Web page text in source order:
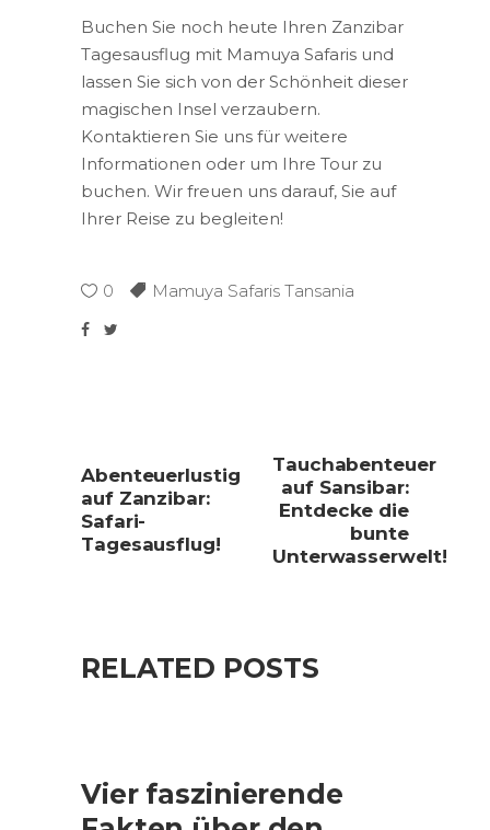
Buchen Sie noch heute Ihren Zanzibar
Tagesausflug mit Mamuya Safaris und
lassen Sie sich von der Schönheit dieser
magischen Insel verzaubern.
Kontaktieren Sie uns für weitere
Informationen oder um Ihre Tour zu
buchen. Wir freuen uns darauf, Sie auf
Ihrer Reise zu begleiten!
0 Mamuya Safaris Tansania
Abenteuerlustig
auf Zanzibar:
Safari-
Tagesausflug!
Tauchabenteuer
auf Sansibar:
Entdecke die
bunte
Unterwasserwelt!
RELATED POSTS
Vier faszinierende